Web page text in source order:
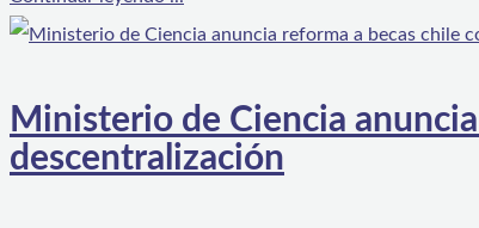
Ministerio de Ciencia
descentralización